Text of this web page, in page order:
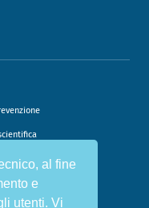
al fine
e
utenti. Vi
dottore